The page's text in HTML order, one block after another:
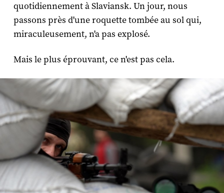
quotidiennement à Slaviansk. Un jour, nous
passons près d'une roquette tombée au sol qui,
miraculeusement, n'a pas explosé.
Mais le plus éprouvant, ce n'est pas cela.